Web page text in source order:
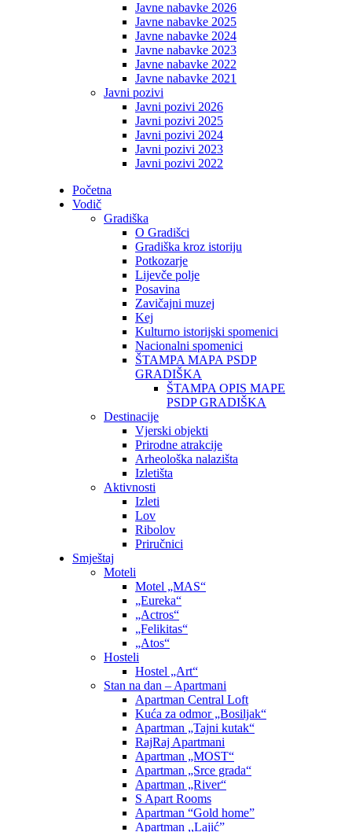
Javne nabavke 2026
Javne nabavke 2025
Javne nabavke 2024
Javne nabavke 2023
Javne nabavke 2022
Javne nabavke 2021
Javni pozivi
Javni pozivi 2026
Javni pozivi 2025
Javni pozivi 2024
Javni pozivi 2023
Javni pozivi 2022
Početna
Vodič
Gradiška
O Gradišci
Gradiška kroz istoriju
Potkozarje
Lijevče polje
Posavina
Zavičajni muzej
Kej
Kulturno istorijski spomenici
Nacionalni spomenici
ŠTAMPA MAPA PSDP
GRADIŠKA
ŠTAMPA OPIS MAPE
PSDP GRADIŠKA
Destinacije
Vjerski objekti
Prirodne atrakcije
Arheološka nalazišta
Izletišta
Aktivnosti
Izleti
Lov
Ribolov
Priručnici
Smještaj
Moteli
Motel „MAS“
„Eureka“
„Actros“
„Felikitas“
„Atos“
Hosteli
Hostel „Art“
Stan na dan – Apartmani
Apartman Central Loft
Kuća za odmor „Bosiljak“
Apartman „Tajni kutak“
RajRaj Apartmani
Apartman „MOST“
Apartman „Srce grada“
Apartman „River“
S Apart Rooms
Apartman “Gold home”
Apartman ,,Lajić”